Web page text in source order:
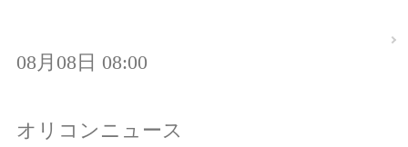
08月08日 08:00
オリコンニュース